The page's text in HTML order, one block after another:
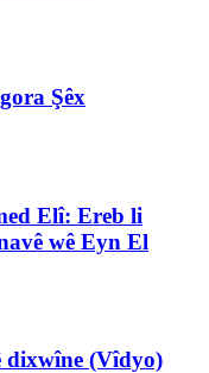
Şêx
Elî: Ereb li
wê Eyn El
dixwîne (Vîdyo)